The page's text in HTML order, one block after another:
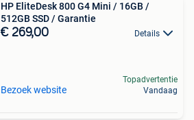
HP EliteDesk 800 G4 Mini / 16GB /
512GB SSD / Garantie
€ 269,00 Details
Bezoek website
Topadvertentie
Vandaag